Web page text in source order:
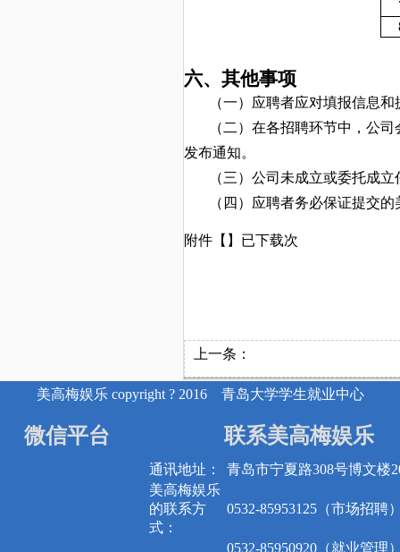
六、其他事项
（一）应聘者应对填报信息
（二）在各招聘环节中， 公司
发布通知。
（三） 公司 未成立或委托成
（四）应聘者务必保证提交
附件【】已下载次
上一条：
美高梅娱乐 copyright ? 2016 青岛大学学生就业中心
微信平台 联系美高梅娱乐
通讯地址：
青岛市宁夏路308号博文楼
美高梅娱乐
的联系方
式：
0532-85953125（市场招聘
0532-85950920（就业管理